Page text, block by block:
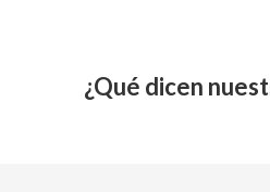
¿Qué dicen